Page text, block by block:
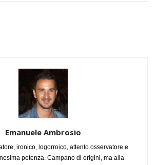
Emanuele Ambrosio
ironico, logorroico, attento osservatore e
potenza. Campano di origini, ma alla